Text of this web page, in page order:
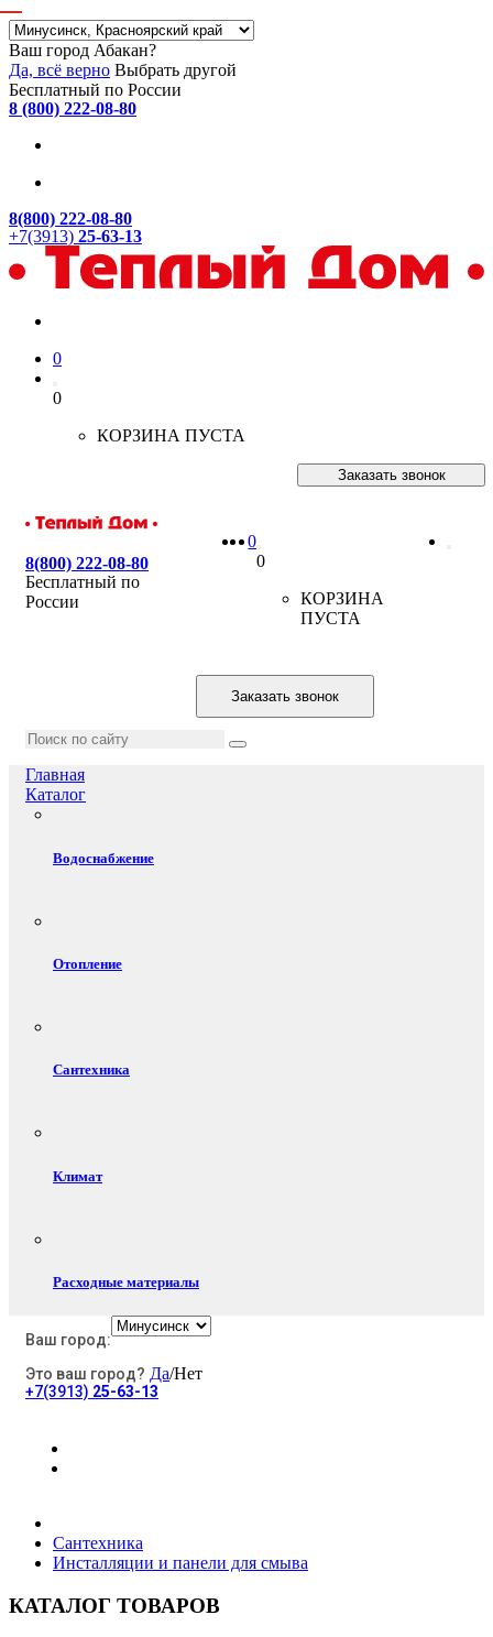
Ваш город Абакан?
Да, всё верно Выбрать другой
Бесплатный по России
8 (800) 222-08-80
8(800) 222-08-80
+7(3913) 25-63-13
0
0
КОРЗИНА ПУСТА
Заказать звонок
8(800) 222-08-80
Бесплатный по
России
0
0
КОРЗИНА
ПУСТА
Заказать звонок
Главная
Каталог
Водоснабжение
Отопление
Сантехника
Климат
Расходные материалы
Электротовары
Хозяйственные товары
Ваш город:
Это ваш город? Да/Нет
+7(3913) 25-63-13
Сантехника
Инсталляции и панели для смыва
КАТАЛОГ ТОВАРОВ